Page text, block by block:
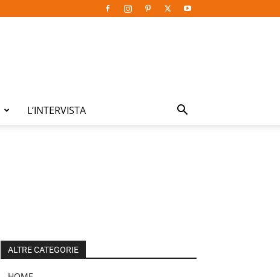
L’INTERVISTA
ALTRE CATEGORIE